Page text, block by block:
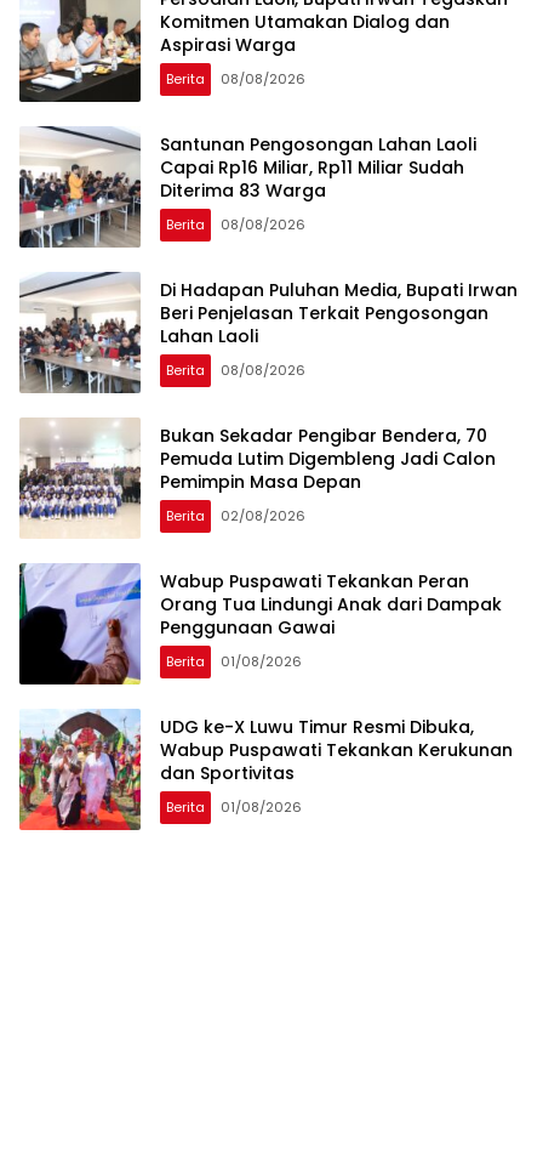
Komitmen Utamakan Dialog dan
Aspirasi Warga
Berita 08/08/2026
Santunan Pengosongan Lahan Laoli
Capai Rp16 Miliar, Rp11 Miliar Sudah
Diterima 83 Warga
Berita 08/08/2026
Di Hadapan Puluhan Media, Bupati Irwan
Beri Penjelasan Terkait Pengosongan
Lahan Laoli
Berita 08/08/2026
‎Bukan Sekadar Pengibar Bendera, 70
Pemuda Lutim Digembleng Jadi Calon
Pemimpin Masa Depan
Berita 02/08/2026
Wabup Puspawati Tekankan Peran
Orang Tua Lindungi Anak dari Dampak
Penggunaan Gawai
Berita 01/08/2026
UDG ke-X Luwu Timur Resmi Dibuka,
Wabup Puspawati Tekankan Kerukunan
dan Sportivitas
Berita 01/08/2026